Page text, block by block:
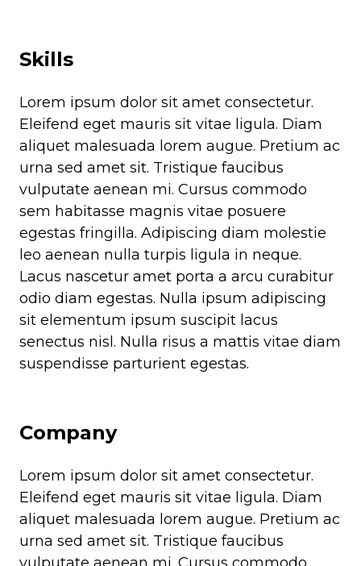
Skills
Lorem ipsum dolor sit amet consectetur.
Eleifend eget mauris sit vitae ligula. Diam
aliquet malesuada lorem augue. Pretium ac
urna sed amet sit. Tristique faucibus
vulputate aenean mi. Cursus commodo
sem habitasse magnis vitae posuere
egestas fringilla. Adipiscing diam molestie
leo aenean nulla turpis ligula in neque.
Lacus nascetur amet porta a arcu curabitur
odio diam egestas. Nulla ipsum adipiscing
sit elementum ipsum suscipit lacus
senectus nisl. Nulla risus a mattis vitae diam
suspendisse parturient egestas.
Company
Lorem ipsum dolor sit amet consectetur.
Eleifend eget mauris sit vitae ligula. Diam
aliquet malesuada lorem augue. Pretium ac
urna sed amet sit. Tristique faucibus